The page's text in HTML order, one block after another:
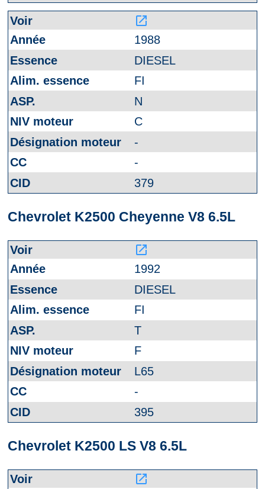
launch
1988
DIESEL
FI
N
C
-
-
379
Chevrolet K2500 Cheyenne V8 6.5L
launch
1992
DIESEL
FI
T
F
L65
-
395
Chevrolet K2500 LS V8 6.5L
launch